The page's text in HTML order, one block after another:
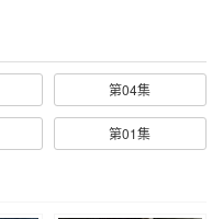
第04集
第01集